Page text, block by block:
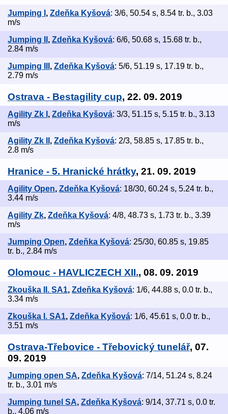
Jumping I , Zdeňka Kyšová: 3/6, 50.54 s, 8.54 tr. b., 3.03
m/s
Jumping II , Zdeňka Kyšová: 6/6, 50.68 s, 15.68 tr. b.,
2.84 m/s
Jumping III , Zdeňka Kyšová: 5/6, 51.19 s, 17.19 tr. b.,
2.79 m/s
Ostrava - Bestagility cup, 22. 09. 2019
Agility Zk I , Zdeňka Kyšová: 3/3, 51.15 s, 5.15 tr. b., 3.13
m/s
Agility Zk II , Zdeňka Kyšová: 2/3, 58.85 s, 17.85 tr. b.,
2.8 m/s
Hranice - 5. Hranické hrátky, 21. 09. 2019
Agility Open, Zdeňka Kyšová: 18/30, 60.24 s, 5.24 tr. b.,
3.44 m/s
Agility Zk, Zdeňka Kyšová: 4/8, 48.73 s, 1.73 tr. b., 3.39
m/s
Jumping Open, Zdeňka Kyšová: 25/30, 60.85 s, 19.85
tr. b., 2.84 m/s
Olomouc - HAVLICZECH XII., 08. 09. 2019
Zkouška II. SA1, Zdeňka Kyšová: 1/6, 44.88 s, 0.0 tr. b.,
3.34 m/s
Zkouška I. SA1, Zdeňka Kyšová: 1/6, 45.61 s, 0.0 tr. b.,
3.51 m/s
Ostrava-Třebovice - Třebovický tunelář, 07.
09. 2019
Jumping open SA, Zdeňka Kyšová: 7/14, 51.24 s, 8.24
tr. b., 3.01 m/s
Jumping tunel SA, Zdeňka Kyšová: 9/14, 37.71 s, 0.0 tr.
b., 4.06 m/s